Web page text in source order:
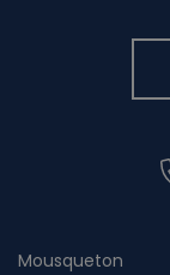
Mousqueton